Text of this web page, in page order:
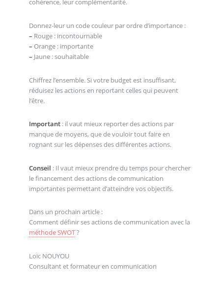
cohérence, leur complémentarité.
Donnez-leur un code couleur par ordre d’importance :
– Rouge : incontournable
– Orange : importante
– Jaune : souhaitable
Chiffrez l’ensemble. Si votre budget est insuffisant,
réduisez les actions en reportant celles qui peuvent
l’être.
Important: il vaut mieux reporter des actions par
manque de moyens, que de vouloir tout faire en
rognant sur les dépenses des différentes actions.
Conseil : Il vaut mieux prendre du temps pour chercher
le financement des actions de communication
importantes permettant d’atteindre vos objectifs.
Dans un prochain article :
Comment définir ses actions de communication avec la
méthode SWOT?
Loïc NOUYOU
Consultant et formateur en communication